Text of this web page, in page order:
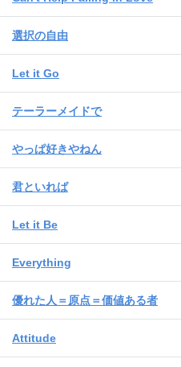
選択の自由
Let it Go
テーラーメイドで
やっぱ好きやねん
君といれば
Let it Be
Everything
優れた人＝原点＝価値ある者
Attitude